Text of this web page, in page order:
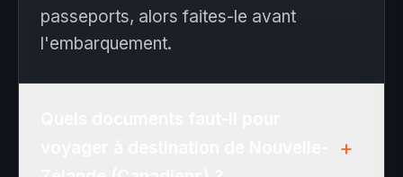
passeports, alors faites-le avant
l'embarquement.
+